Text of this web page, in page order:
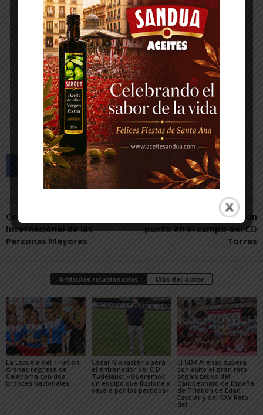
Artículo anterior
Celebración del Día
Internacional de las
Personas Mayores
Artículo siguiente
El CD Novallas logra un
punto en el campo del CD
Torres
Artículos relacionados Más del autor
La Escuela del Triatlón
Arenas regresa de
Calahorra con dos
bronces nacionales
César Monasterio será
el entrenador del C.D.
Tudelano: «Queremos
un equipo que ilusione y
vaya a por los partidos»
El SDR Arenas supera
con éxito el gran reto
organizativo del
Campeonato de España
de Triatlón de Edad
Escolar y del XXV Reto
del...